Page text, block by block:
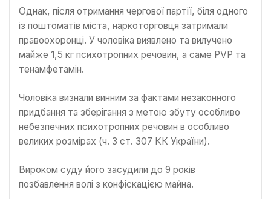
Однак, після отримання чергової партії, біля одного
із поштоматів міста, наркоторговця затримали
правоохоронці. У чоловіка виявлено та вилучено
майже 1,5 кг психотропних речовин, а саме PVP та
тенамфетамін.
Чоловіка визнали винним за фактами незаконного
придбання та зберігання з метою збуту особливо
небезпечних психотропних речовин в особливо
великих розмірах (ч. 3 ст. 307 КК України).
Вироком суду його засудили до 9 років
позбавлення волі з конфіскацією майна.